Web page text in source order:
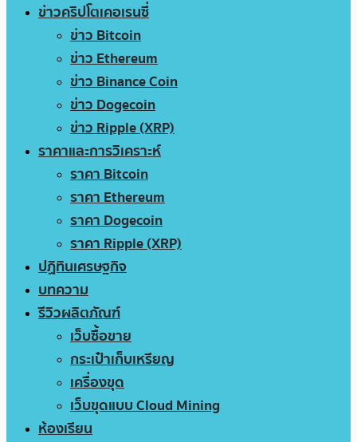
ข่าวคริปโตเคอเรนซี่
ข่าว Bitcoin
ข่าว Ethereum
ข่าว Binance Coin
ข่าว Dogecoin
ข่าว Ripple (XRP)
ราคาและการวิเคราะห์
ราคา Bitcoin
ราคา Ethereum
ราคา Dogecoin
ราคา Ripple (XRP)
ปฏิทินเศรษฐกิจ
บทความ
รีวิวผลิตภัณฑ์
เว็บซื้อขาย
กระเป๋าเก็บเหรียญ
เครื่องขุด
เว็บขุดแบบ Cloud Mining
ห้องเรียน